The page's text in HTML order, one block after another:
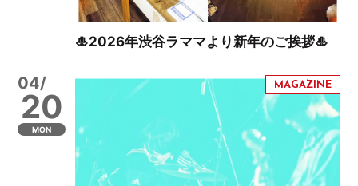
🎍2026年渋谷ラママより新年のご挨拶🎍
04/
20
MON